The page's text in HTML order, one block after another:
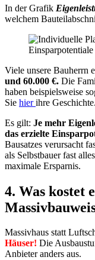
In der Grafik
welchem
Viele unsere Bauherrn
und 60.000 €. Die
haben beispielsweise
Sie hierihre Geschichte.
Es gilt: Je mehr
das erzielte
Bausatzes verursacht
als Selbstbauer fast
maximale Ersparnis.
4. Was kostet
Massivhaus statt
Häuser! Die
Anbieter anders aus.